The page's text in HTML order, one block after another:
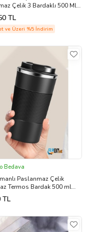
Çelik 3 Bardaklı 500 Ml
Çay Kahve Sıcak Soğuk
TL
ve Üzeri %5 İndirim
Bedava
Paslanmaz Çelik
Termos Bardak 500 ml
Kahve Çay Termos -549
TL